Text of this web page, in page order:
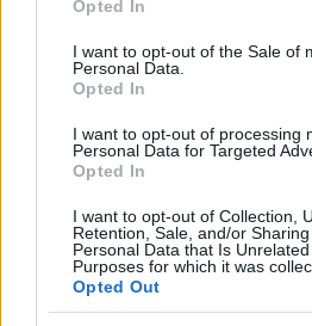
use your data for below specified
consent section.
Opted In
I want to opt-out of the Sale of
Personal Data.
Opted In
I want to opt-out of processing
Personal Data for Targeted
Opted In
I want to opt-out of Collection,
Retention, Sale, and/or
Personal Data that Is
Purposes for which it was
Opted Out
Hamarosan leáll az idei F1-es